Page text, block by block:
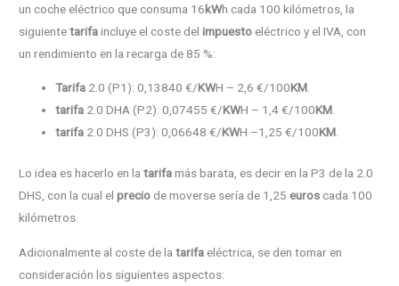
un coche eléctrico que consuma 16kWh cada 100 kilómetros, la
siguientetarifaincluye el coste delimpuesto eléctrico y el IVA, con
un rendimiento en la recarga de 85 %:
Tarifa 2.0 (P1): 0,13840 €/KWH – 2,6 €/100KM.
tarifa 2.0 DHA (P2): 0,07455 €/KWH – 1,4 €/100KM.
tarifa 2.0 DHS (P3): 0,06648 €/KWH –1,25 €/100KM.
Lo idea es hacerlo en latarifamás barata, es decir en la P3 de la 2.0
DHS, con la cual elprecio de moverse sería de 1,25 euros cada 100
kilómetros.
Adicionalmente al coste de latarifa eléctrica, se den tomar en
consideración los siguientes aspectos: